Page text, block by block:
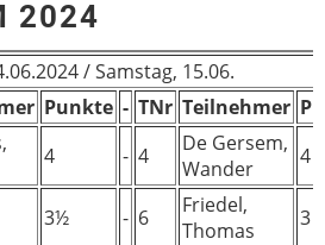
2024
/ Samstag, 15.06.
Punkte - TNr Teilnehmer
4 - 4
De Gersem,
Wander
4
3½ - 6
Friedel,
Thomas
3